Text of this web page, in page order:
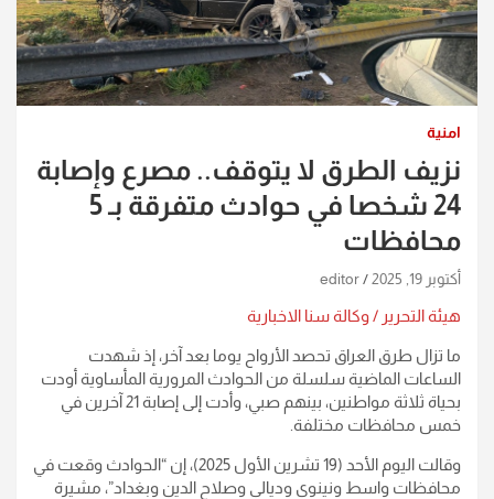
امنية
نزيف الطرق لا يتوقف.. مصرع وإصابة
24 شخصا في حوادث متفرقة بـ 5
محافظات
أكتوبر 19, 2025 editor
هيئة التحرير / وكالة سنا الاخبارية
ما تزال طرق العراق تحصد الأرواح يوما بعد آخر، إذ شهدت
الساعات الماضية سلسلة من الحوادث المرورية المأساوية أودت
بحياة ثلاثة مواطنين، بينهم صبي، وأدت إلى إصابة 21 آخرين في
خمس محافظات مختلفة.
وقالت اليوم الأحد (19 تشرين الأول 2025)، إن “الحوادث وقعت في
محافظات واسط ونينوى وديالى وصلاح الدين وبغداد”، مشيرة